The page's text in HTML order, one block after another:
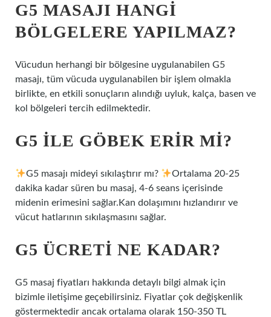
G5 MASAJI HANGI
BÖLGELERE YAPILMAZ?
Vücudun herhangi bir bölgesine uygulanabilen G5
masajı, tüm vücuda uygulanabilen bir işlem olmakla
birlikte, en etkili sonuçların alındığı uyluk, kalça, basen ve
kol bölgeleri tercih edilmektedir.
G5 ILE GÖBEK ERIR MI?
G5 masajı mideyi sıkılaştırır mı?
Ortalama 20-25
dakika kadar süren bu masaj, 4-6 seans içerisinde
midenin erimesini sağlar.Kan dolaşımını hızlandırır ve
vücut hatlarının sıkılaşmasını sağlar.
G5 ÜCRETI NE KADAR?
G5 masaj fiyatları hakkında detaylı bilgi almak için
bizimle iletişime geçebilirsiniz. Fiyatlar çok değişkenlik
göstermektedir ancak ortalama olarak 150-350 TL